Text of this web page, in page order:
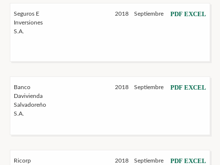
Seguros E
Inversiones
S.A.
2018 Septiembre PDF EXCEL
Banco
Davivienda
Salvadoreño
S.A.
2018 Septiembre PDF EXCEL
Ricorp
2018 Septiembre PDF EXCEL